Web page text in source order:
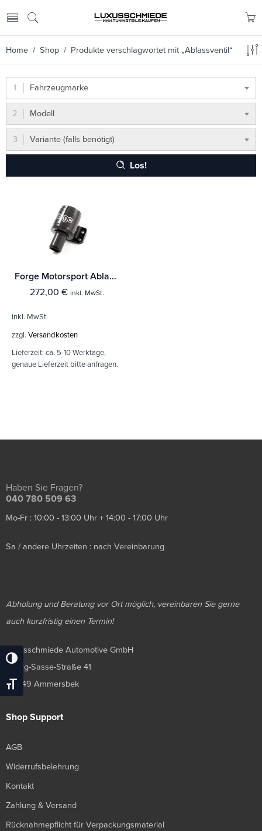
Umschalten Auf Hohe Kontraste
Schrift Vergrößern
Home / Shop / Produkte verschlagwortet mit „Ablassventil“
Fahrzeugmarke
Modell
Variante (falls benötigt)
Los!
Forge Motorsport Ablassventil Hyundai & Kia
272,00 € inkl. MwSt.
inkl. MwSt.
zzgl. Versandkosten
Lieferzeit: ca. 5-10 Werktage,
genaue Lieferzeit bitte anfragen.
Haben Sie Fragen?
040 780 509 63
Mo-Fr : 10:00 - 13:00 Uhr + 14:00 - 17:00 Uhr
Sa / andere Uhrzeiten : nach Vereinbarung
Abholung und Beratung vor Ort möglich, vereinbaren Sie gerne
auch kurzfristig einen Termin!
Luxusschmiede Automotive GmbH
Georg-Sasse-Straße 41
22949 Ammersbek
Shop Support
AGB
Widerrufsbelehrung
Kontakt
Zahlung & Versand
Rücknahmepflicht für Verpackungsmaterial